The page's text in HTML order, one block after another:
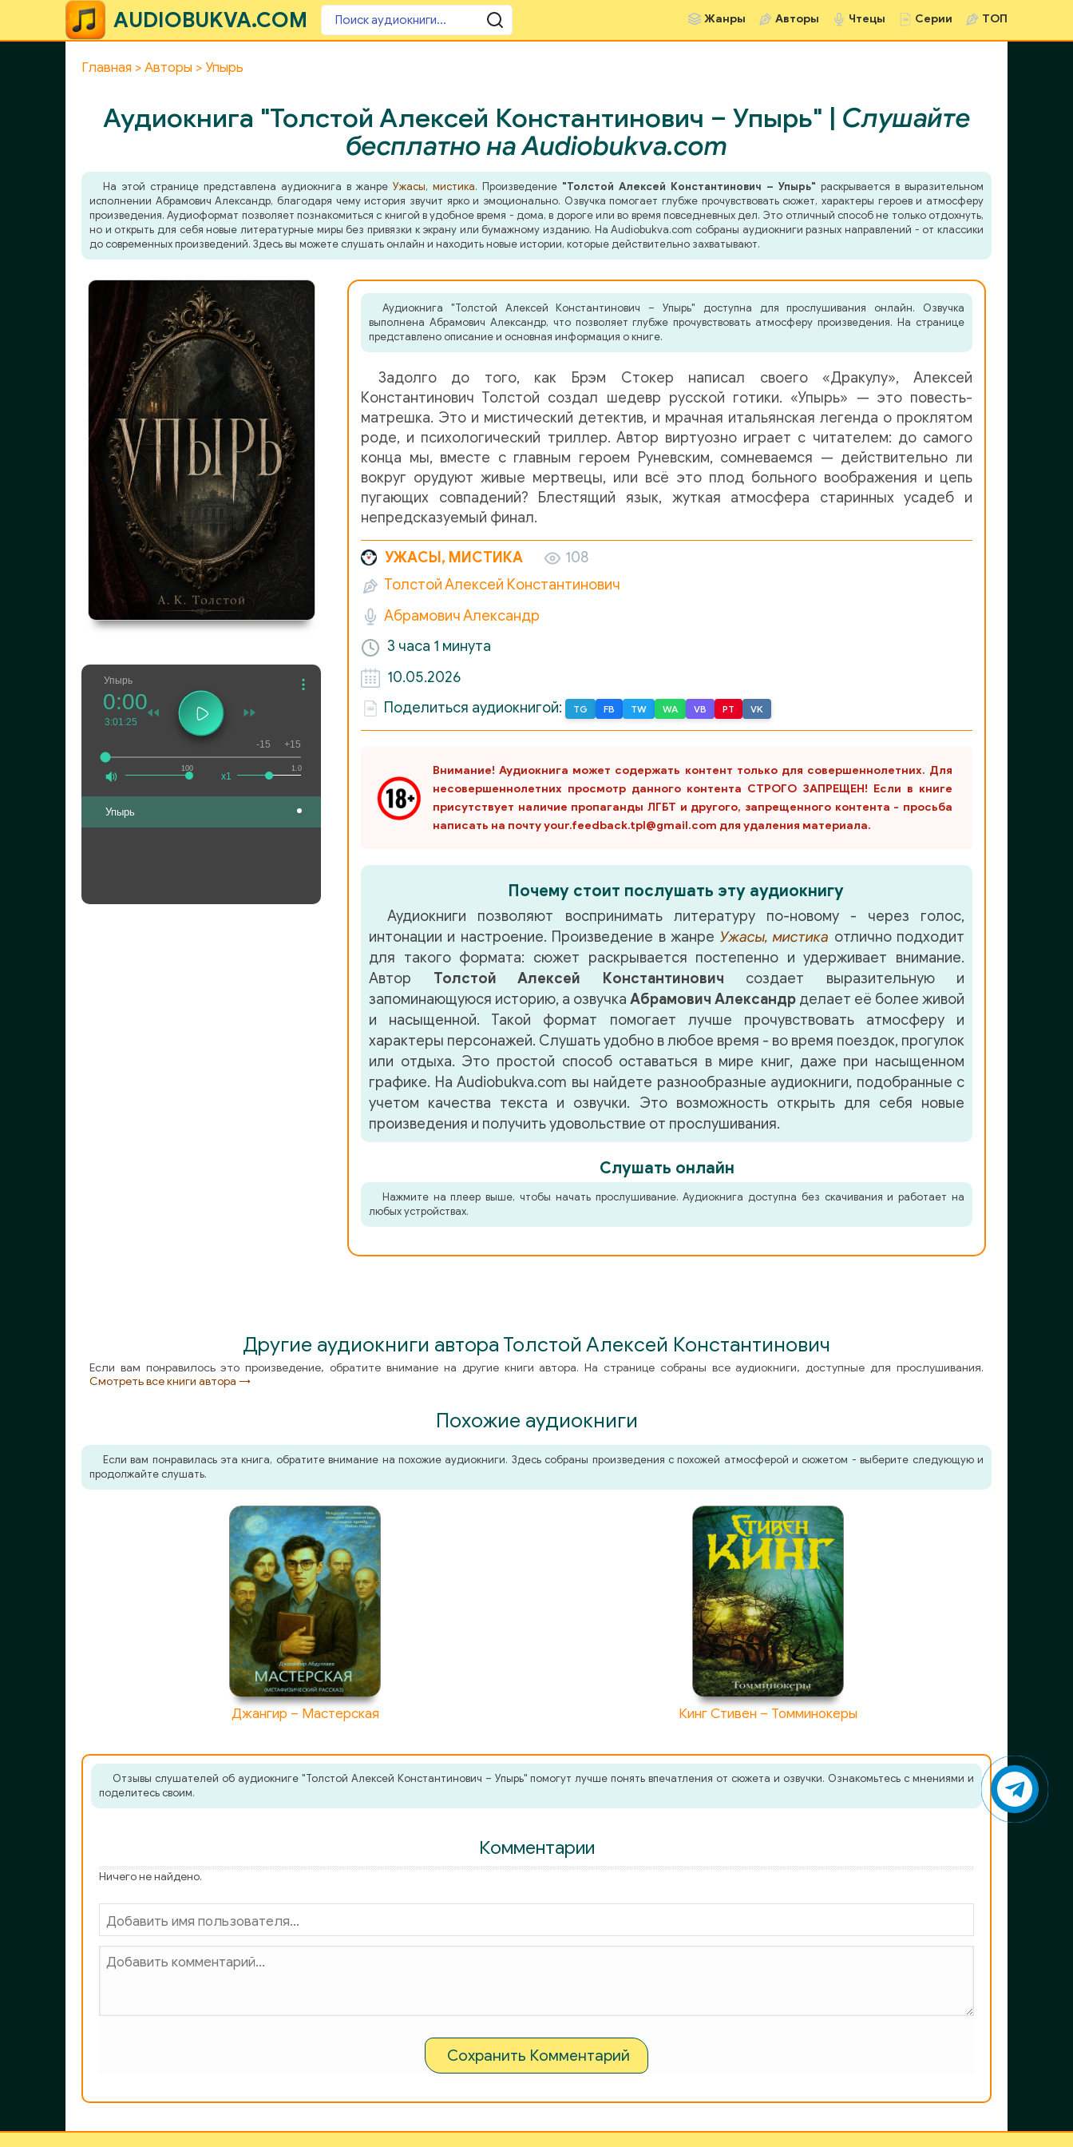
AUDIOBUKVA.COM Жанры Авторы Чтецы Серии ТОП
Главная Авторы Упырь
Аудиокнига "Толстой Алексей Константинович – Упырь" | Слушайте
бесплатно на Audiobukva.com
На этой странице представлена аудиокнига в жанре Ужасы, мистика. Произведение "Толстой Алексей Константинович – Упырь" раскрывается в выразительном
исполнении Абрамович Александр, благодаря чему история звучит ярко и эмоционально. Озвучка помогает глубже прочувствовать сюжет, характеры героев и атмосферу
произведения. Аудиоформат позволяет познакомиться с книгой в удобное время - дома, в дороге или во время повседневных дел. Это отличный способ не только отдохнуть,
но и открыть для себя новые литературные миры без привязки к экрану или бумажному изданию. На Audiobukva.com собраны аудиокниги разных направлений - от классики
до современных произведений. Здесь вы можете слушать онлайн и находить новые истории, которые действительно захватывают.
Упырь
100
0:00
3:01:25
1.0
x1
-15 +15
Упырь
Аудиокнига "Толстой Алексей Константинович – Упырь" доступна для прослушивания онлайн. Озвучка
выполнена Абрамович Александр, что позволяет глубже прочувствовать атмосферу произведения. На странице
представлено описание и основная информация о книге.
Задолго до того, как Брэм Стокер написал своего «Дракулу», Алексей
Константинович Толстой создал шедевр русской готики. «Упырь» — это повесть-
матрешка. Это и мистический детектив, и мрачная итальянская легенда о проклятом
роде, и психологический триллер. Автор виртуозно играет с читателем: до самого
конца мы, вместе с главным героем Руневским, сомневаемся — действительно ли
вокруг орудуют живые мертвецы, или всё это плод больного воображения и цепь
пугающих совпадений? Блестящий язык, жуткая атмосфера старинных усадеб и
непредсказуемый финал.
УЖАСЫ, МИСТИКА
108
Толстой Алексей Константинович
Абрамович Александр
3 часа 1 минута
10.05.2026
Поделиться аудиокнигой:
TG FB TW WA VB PT VK
Внимание! Аудиокнига может содержать контент только для совершеннолетних. Для
несовершеннолетних просмотр данного контента СТРОГО ЗАПРЕЩЕН! Если в книге
присутствует наличие пропаганды ЛГБТ и другого, запрещенного контента - просьба
написать на почту your.feedback.tpl@gmail.com для удаления материала.
Почему стоит послушать эту аудиокнигу
Аудиокниги позволяют воспринимать литературу по-новому - через голос,
интонации и настроение. Произведение в жанре Ужасы, мистика отлично подходит
для такого формата: сюжет раскрывается постепенно и удерживает внимание.
Автор Толстой Алексей Константинович создает выразительную и
запоминающуюся историю, а озвучкаАбрамович Александрделает её более живой
и насыщенной. Такой формат помогает лучше прочувствовать атмосферу и
характеры персонажей. Слушать удобно в любое время - во время поездок, прогулок
или отдыха. Это простой способ оставаться в мире книг, даже при насыщенном
графике. На Audiobukva.com вы найдете разнообразные аудиокниги, подобранные с
учетом качества текста и озвучки. Это возможность открыть для себя новые
произведения и получить удовольствие от прослушивания.
Слушать онлайн
Нажмите на плеер выше, чтобы начать прослушивание. Аудиокнига доступна без скачивания и работает на
любых устройствах.
Другие аудиокниги автора Толстой Алексей Константинович
Если вам понравилось это произведение, обратите внимание на другие книги автора. На странице собраны все аудиокниги, доступные для прослушивания.
Смотреть все книги автора →
Похожие аудиокниги
Если вам понравилась эта книга, обратите внимание на похожие аудиокниги. Здесь собраны произведения с похожей атмосферой и сюжетом - выберите следующую и
продолжайте слушать.
Джангир – Мастерская Кинг Стивен – Томминокеры
Отзывы слушателей об аудиокниге "Толстой Алексей Константинович – Упырь" помогут лучше понять впечатления от сюжета и озвучки. Ознакомьтесь с мнениями и
поделитесь своим.
Комментарии
Ничего не найдено.
Сохранить Комментарий